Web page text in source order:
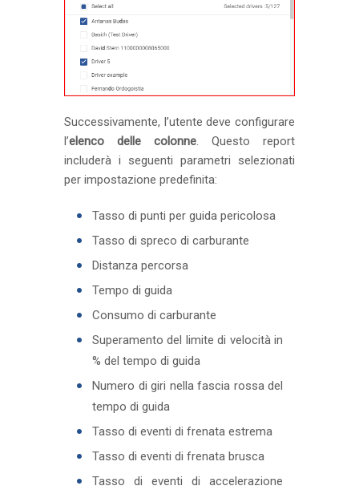
Successivamente, l’utente deve configurare
l’elenco delle colonne. Questo report
includerà i seguenti parametri selezionati
per impostazione predefinita:
Tasso di punti per guida pericolosa
Tasso di spreco di carburante
Distanza percorsa
Tempo di guida
Consumo di carburante
Superamento del limite di velocità in
% del tempo di guida
Numero di giri nella fascia rossa del
tempo di guida
Tasso di eventi di frenata estrema
Tasso di eventi di frenata brusca
Tasso di eventi di accelerazione